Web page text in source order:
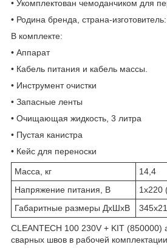
• Укомплектован чемоданчиком для
• Родина бренда, страна-
В комплекте:
• Аппарат
• Кабель питания и кабель массы.
• Инструмент очистки
• Запасные ленты
• Очищающая жидкость, 3 литра
• Пустая канистра
• Кейс для переноски
Масса, кг
14,4
Напряжение питания, В
1х220
Габаритные размеры ДхШхВ
CLEANTECH 100 230V + KIT (850000)
сварных швов в рабочей комплектации